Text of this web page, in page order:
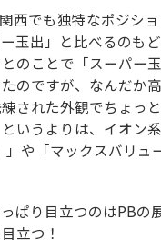
でも独特なポジショ
玉出」と比べるのも
のことで「スーパー
のですが、なんだか
された外観でちょっと
というよりは、イオン
」や「マックスバリュ
ぱり目立つのはPBの
立つ！